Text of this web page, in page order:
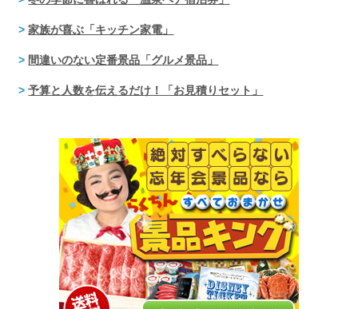
家族が喜ぶ「キッチン家電」
間違いのない定番景品「グルメ景品」
予算と人数を伝えるだけ！「お見積りセット」